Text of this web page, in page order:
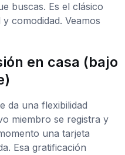
buscas. Es el clásico
comodidad. Veamos
en casa (bajo
da una flexibilidad
miembro se registra y
una tarjeta
Esa gratificación